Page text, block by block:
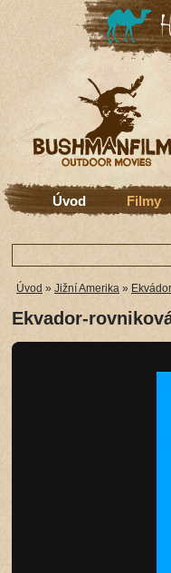
Úvod Filmy
Úvod » Jižní Amerika » Ekvádor
Ekvador-